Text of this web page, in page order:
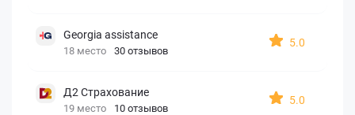
Georgia assistance
18 место 30 отзывов
5.0
Д2 Страхование
19 место 10 отзывов
5.0